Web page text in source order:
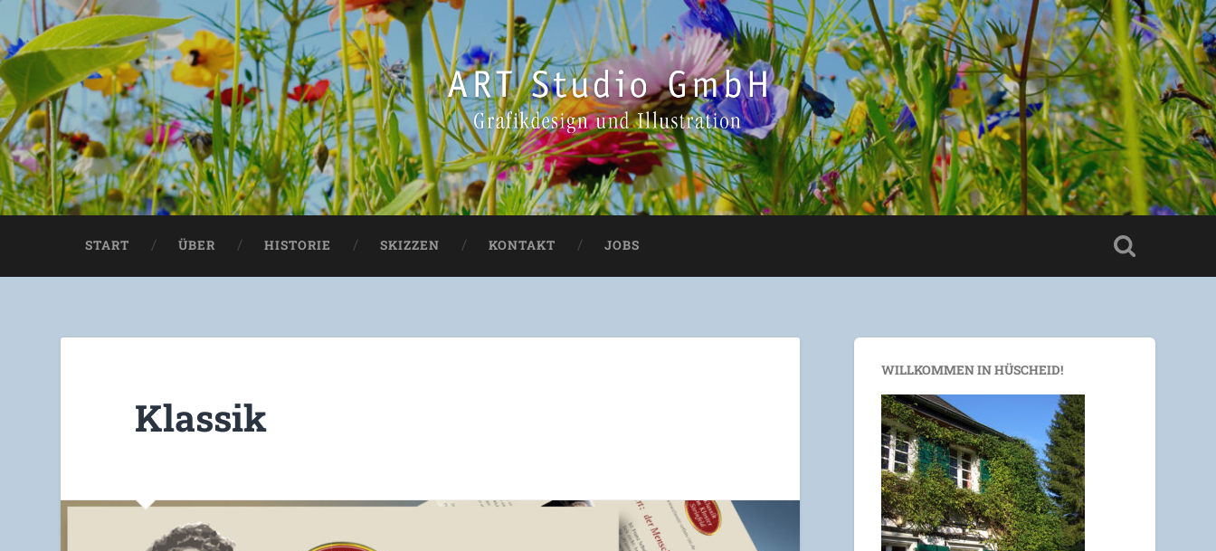
START ÜBER HISTORIE SKIZZEN KONTAKT JOBS
Klassik
WILLKOMMEN IN HÜSCHEID!